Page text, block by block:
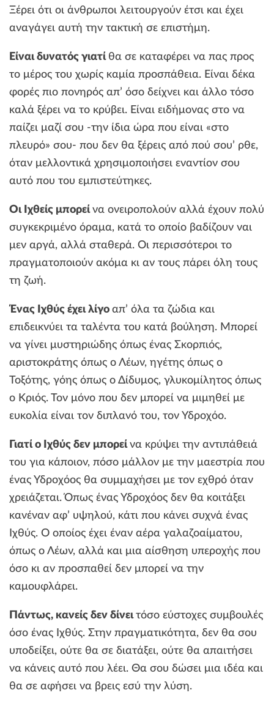
Ξέρει ότι οι άνθρωποι λειτουργούν έτσι και έχει
αναγάγει αυτή την τακτική σε επιστήμη.
Είναι δυνατός γιατί θα σε καταφέρει να πας προς
το μέρος του χωρίς καμία προσπάθεια. Είναι δέκα
φορές πιο πονηρός απ’ όσο δείχνει και άλλο τόσο
καλά ξέρει να το κρύβει. Είναι ειδήμονας στο να
παίζει μαζί σου -την ίδια ώρα που είναι «στο
πλευρό» σου- που δεν θα ξέρεις από πού σου’ ρθε,
όταν μελλοντικά χρησιμοποιήσει εναντίον σου
αυτό που του εμπιστεύτηκες.
Οι Ιχθείς μπορείνα ονειροπολούν αλλά έχουν πολύ
συγκεκριμένο όραμα, κατά το οποίο βαδίζουν ναι
μεν αργά, αλλά σταθερά. Οι περισσότεροι το
πραγματοποιούν ακόμα κι αν τους πάρει όλη τους
τη ζωή.
Ένας Ιχθύς έχει λίγο απ’ όλα τα ζώδια και
επιδεικνύει τα ταλέντα του κατά βούληση. Μπορεί
να γίνει μυστηριώδης όπως ένας Σκορπιός,
αριστοκράτης όπως ο Λέων, ηγέτης όπως ο
Τοξότης, γόης όπως ο Δίδυμος, γλυκομίλητος όπως
ο Κριός. Τον μόνο που δεν μπορεί να μιμηθεί με
ευκολία είναι τον διπλανό του, τον Υδροχόο.
Γιατί ο Ιχθύς δεν μπορείνα κρύψει την αντιπάθειά
του για κάποιον, πόσο μάλλον με την μαεστρία που
ένας Υδροχόος θα συμμαχήσει με τον εχθρό όταν
χρειάζεται. Όπως ένας Υδροχόος δεν θα κοιτάξει
κανέναν αφ’ υψηλού, κάτι που κάνει συχνά ένας
Ιχθύς. Ο οποίος έχει έναν αέρα γαλαζοαίματου,
όπως ο Λέων, αλλά και μια αίσθηση υπεροχής που
όσο κι αν προσπαθεί δεν μπορεί να την
καμουφλάρει.
Πάντως, κανείς δεν δίνειτόσο εύστοχες συμβουλές
όσο ένας Ιχθύς. Στην πραγματικότητα, δεν θα σου
υποδείξει, ούτε θα σε διατάξει, ούτε θα απαιτήσει
να κάνεις αυτό που λέει. Θα σου δώσει μια ιδέα και
θα σε αφήσει να βρεις εσύ την λύση.